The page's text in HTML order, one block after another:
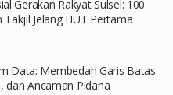
Gerakan Rakyat Sulsel: 100
Jelang HUT Pertama
Data: Membedah Garis Batas
dan Ancaman Pidana